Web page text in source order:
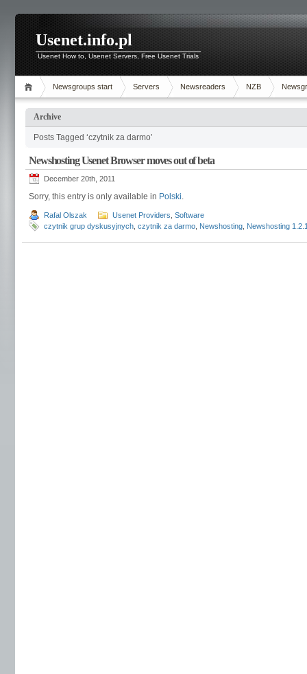
Usenet.info.pl
Usenet How to, Usenet Servers, Free Usenet Trials
Newsgroups start Servers Newsreaders NZB
Archive
Posts Tagged ‘czytnik za darmo’
Newshosting Usenet Browser moves out of beta
December 20th, 2011
Sorry, this entry is only available in Polski.
Rafal Olszak Usenet Providers Software
czytnik grup dyskusyjnych czytnik za darmo Newshosting Newshosting